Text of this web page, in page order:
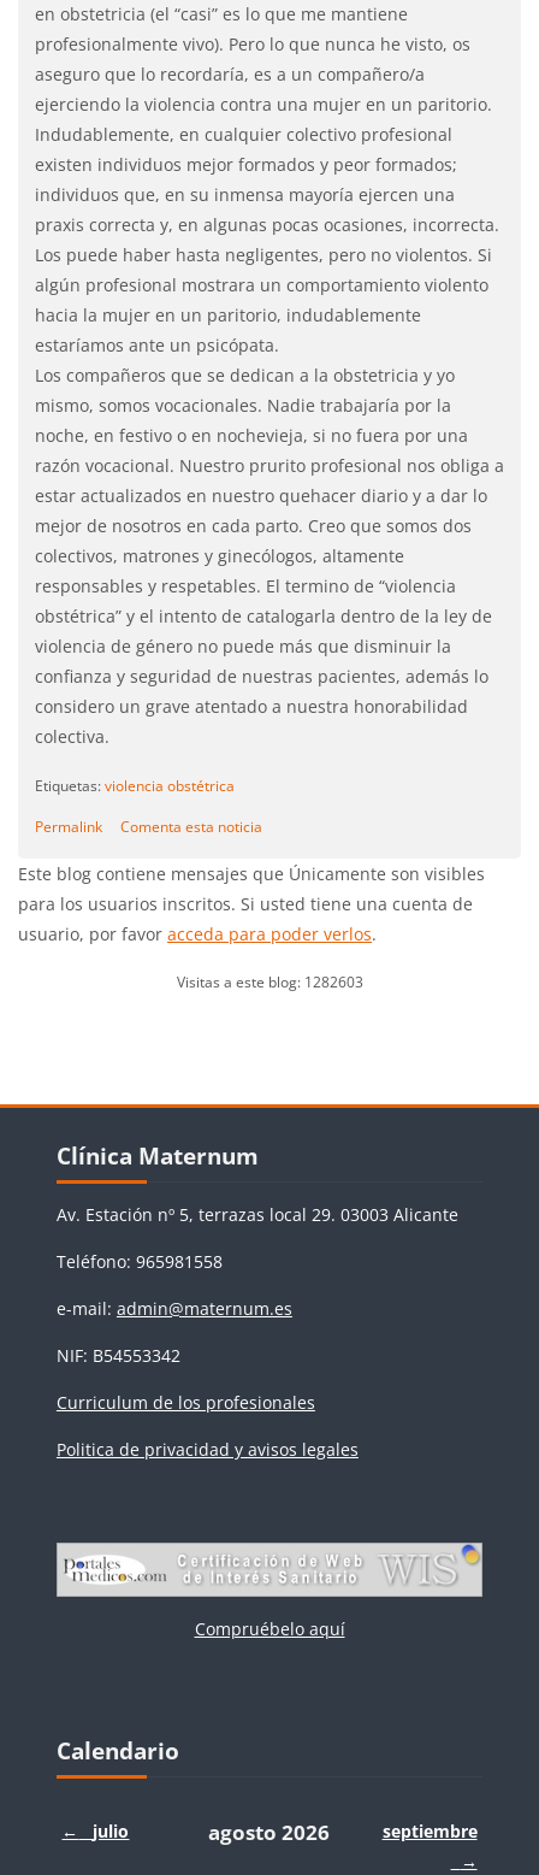
en obstetricia (el “casi” es lo que me mantiene
profesionalmente vivo). Pero lo que nunca he visto, os
aseguro que lo recordaría, es a un compañero/a
ejerciendo la violencia contra una mujer en un paritorio.
Indudablemente, en cualquier colectivo profesional
existen individuos mejor formados y peor formados;
individuos que, en su inmensa mayoría ejercen una
praxis correcta y, en algunas pocas ocasiones, incorrecta.
Los puede haber hasta negligentes, pero no violentos. Si
algún profesional mostrara un comportamiento violento
hacia la mujer en un paritorio, indudablemente
estaríamos ante un psicópata.
Los compañeros que se dedican a la obstetricia y yo
mismo, somos vocacionales. Nadie trabajaría por la
noche, en festivo o en nochevieja, si no fuera por una
razón vocacional. Nuestro prurito profesional nos obliga a
estar actualizados en nuestro quehacer diario y a dar lo
mejor de nosotros en cada parto. Creo que somos dos
colectivos, matrones y ginecólogos, altamente
responsables y respetables. El termino de “violencia
obstétrica” y el intento de catalogarla dentro de la ley de
violencia de género no puede más que disminuir la
confianza y seguridad de nuestras pacientes, además lo
considero un grave atentado a nuestra honorabilidad
colectiva.
Etiquetas:violencia obstétrica
Permalink Comenta esta noticia
Este blog contiene mensajes que Únicamente son visibles
para los usuarios inscritos. Si usted tiene una cuenta de
usuario, por favor acceda para poder verlos.
Visitas a este blog: 1282603
Bloques
Clínica Maternum
Av. Estación nº 5, terrazas local 29. 03003 Alicante
Teléfono: 965981558
e-mail: admin@maternum.es
NIF: B54553342
Curriculum de los profesionales
Politica de privacidad y avisos legales
Compruébelo aquí
Bloques
Calendario
← julio agosto 2026
septiembre
→